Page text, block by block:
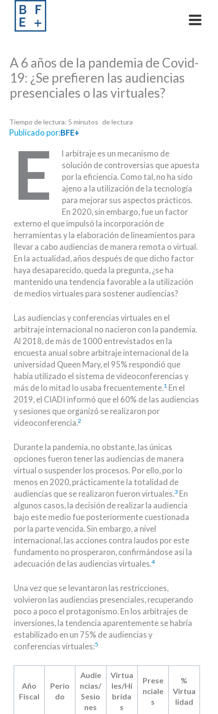
content
A 6 años de la pandemia de Covid-
19: ¿Se prefieren las audiencias
presenciales o las virtuales?
Tiempo de lectura: 5 minutos
Publicado por:BFE+
E
l arbitraje es un mecanismo de
solución de controversias que apuesta
por la eficiencia. Como tal, no ha sido
ajeno a la utilización de la tecnología
para mejorar sus aspectos prácticos.
En 2020, sin embargo, fue un factor
externo el que impulsó la incorporación de
herramientas y la elaboración de lineamientos para
llevar a cabo audiencias de manera remota o virtual.
En la actualidad, años después de que dicho factor
haya desaparecido, queda la pregunta, ¿se ha
mantenido una tendencia favorable a la utilización
de medios virtuales para sostener audiencias?
Las audiencias y conferencias virtuales en el
arbitraje internacional no nacieron con la pandemia.
Al 2018, de más de 1000 entrevistados en la
encuesta anual sobre arbitraje internacional de la
universidad Queen Mary, el 95% respondió que
había utilizado el sistema de videoconferencias y
más de lo mitad lo usaba frecuentemente.1En el
2019, el CIADI informó que el 60% de las audiencias
y sesiones que organizó se realizaron por
videoconferencia.2
Durante la pandemia, no obstante, las únicas
opciones fueron tener las audiencias de manera
virtual o suspender los procesos. Por ello, por lo
menos en 2020, prácticamente la totalidad de
audiencias que se realizaron fueron virtuales.3En
algunos casos, la decisión de realizar la audiencia
bajo este medio fue posteriormente cuestionada
por la parte vencida. Sin embargo, a nivel
internacional, las acciones contra laudos por este
fundamento no prosperaron, confirmándose así la
adecuación de las audiencias virtuales.4
Una vez que se levantaron las restricciones,
volvieron las audiencias presenciales, recuperando
poco a poco el protagonismo. En los arbitrajes de
inversiones, la tendencia aparentemente se habría
estabilizado en un 75% de audiencias y
conferencias virtuales:5
Año
Fiscal
Perio
do
Audie
ncias/
Sesio
nes
Virtua
les/Hí
brida
s
Prese
nciale
s
%
Virtua
lidad